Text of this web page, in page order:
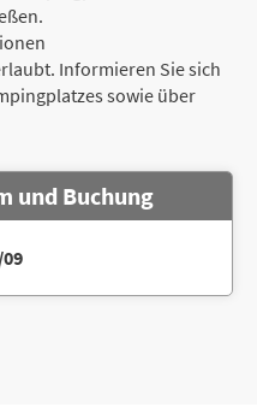
Informieren Sie sich
sowie über
und Buchung